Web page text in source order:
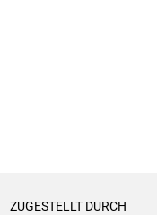
ZUGESTELLT DURCH